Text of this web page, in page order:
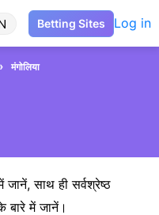
Betting Sites Log in
मंगोलिया
जानें, साथ ही सर्वश्रेष्ठ
बारे में जानें।